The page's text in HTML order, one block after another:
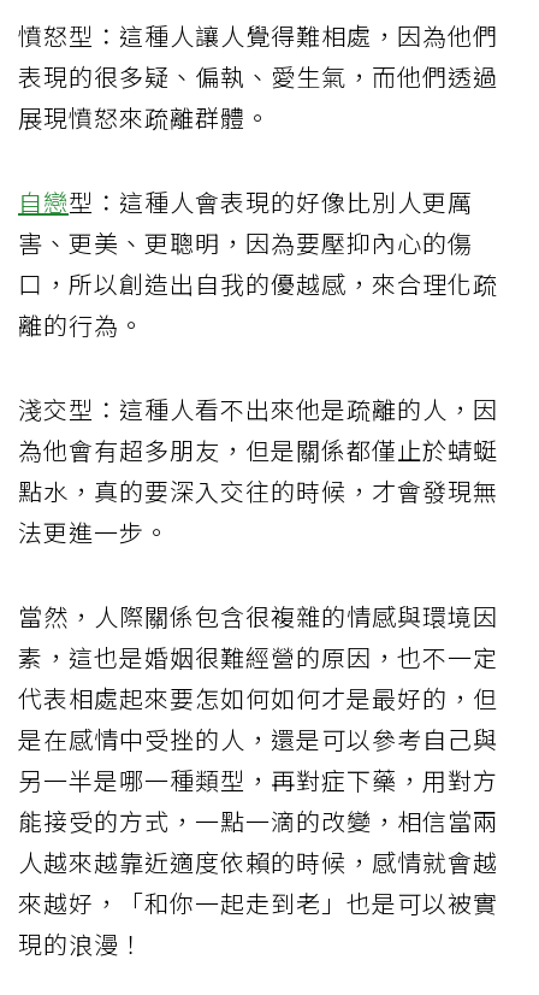
憤怒型：這種人讓人覺得難相處，因為他們
表現的很多疑、偏執、愛生氣，而他們透過
展現憤怒來疏離群體。
自戀型：這種人會表現的好像比別人更厲
害、更美、更聰明，因為要壓抑內心的傷
口，所以創造出自我的優越感，來合理化疏
離的行為。
淺交型：這種人看不出來他是疏離的人，因
為他會有超多朋友，但是關係都僅止於蜻蜓
點水，真的要深入交往的時候，才會發現無
法更進一步。
當然，人際關係包含很複雜的情感與環境因
素，這也是婚姻很難經營的原因，也不一定
代表相處起來要怎如何如何才是最好的，但
是在感情中受挫的人，還是可以參考自己與
另一半是哪一種類型，再對症下藥，用對方
能接受的方式，一點一滴的改變，相信當兩
人越來越靠近適度依賴的時候，感情就會越
來越好，「和你一起走到老」也是可以被實
現的浪漫！